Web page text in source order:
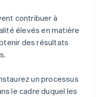
contribuer à
élevés en matière
des résultats
un processus
le cadre duquel les